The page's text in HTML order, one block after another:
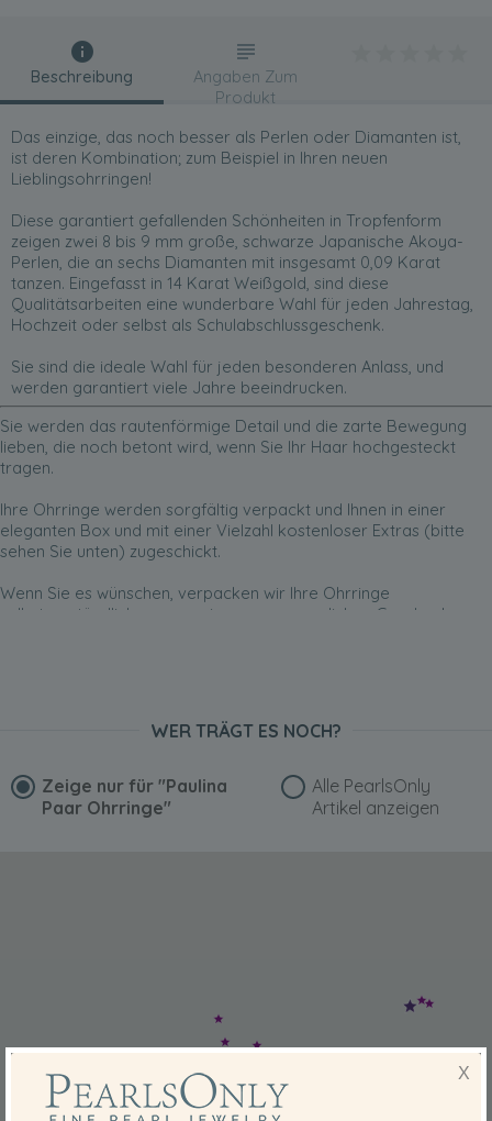
Beschreibung
Das einzige, das noch besser als Perlen oder Diamanten ist,
ist deren Kombination; zum Beispiel in Ihren neuen
Lieblingsohrringen!
Diese garantiert gefallenden Schönheiten in Tropfenform
zeigen zwei 8 bis 9 mm große, schwarze Japanische Akoya-
Perlen, die an sechs Diamanten mit insgesamt 0,09 Karat
tanzen. Eingefasst in 14 Karat Weißgold, sind diese
Qualitätsarbeiten eine wunderbare Wahl für jeden Jahrestag,
Hochzeit oder selbst als Schulabschlussgeschenk.
Sie sind die ideale Wahl für jeden besonderen Anlass, und
werden garantiert viele Jahre beeindrucken.
Sie werden das rautenförmige Detail und die zarte Bewegung
lieben, die noch betont wird, wenn Sie Ihr Haar hochgesteckt
tragen.
Ihre Ohrringe werden sorgfältig verpackt und Ihnen in einer
eleganten Box und mit einer Vielzahl kostenloser Extras (bitte
sehen Sie unten) zugeschickt.
Wenn Sie es wünschen, verpacken wir Ihre Ohrringe
selbstverständlich gern zu einem unvergesslichen Geschenk.
Angaben Zum
Produkt
WER TRÄGT ES NOCH?
Zeige nur für "Paulina
Paar Ohrringe"
Alle PearlsOnly
Artikel anzeigen
X